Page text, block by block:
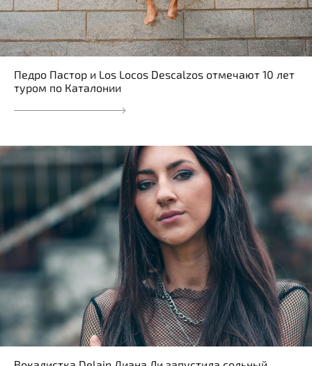
Педро Пастор и Los Locos Descalzos отмечают 10 лет
туром по Каталонии